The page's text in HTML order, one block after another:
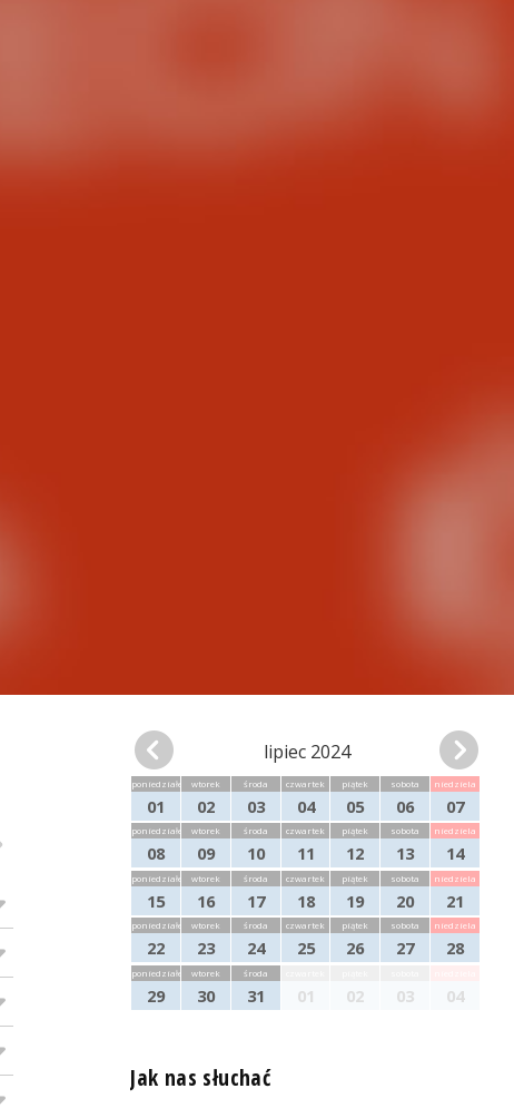
lipiec 2024
poniedziałek
01
wtorek
02
środa
03
czwartek
04
piątek
05
sobota
06
niedziela
07
poniedziałek
08
wtorek
09
środa
10
czwartek
11
piątek
12
sobota
13
niedziela
14
poniedziałek
15
wtorek
16
środa
17
czwartek
18
piątek
19
sobota
20
niedziela
21
poniedziałek
22
wtorek
23
środa
24
czwartek
25
piątek
26
sobota
27
niedziela
28
poniedziałek
29
wtorek
30
środa
31 01 02 03 04
Jak nas słuchać